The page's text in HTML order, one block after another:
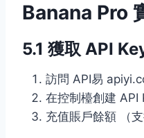
Banana Pro
5.1 獲取 API
訪問 API易
在控制檯創建 API
充值賬戶餘額 （